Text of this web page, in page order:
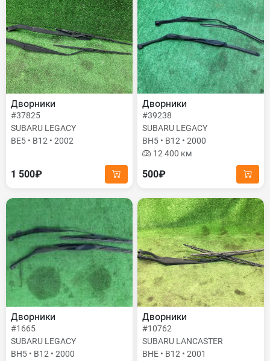
Дворники
#37825
SUBARU LEGACY
BE5 • B12 • 2002
1 500₽
Дворники
#39238
SUBARU LEGACY
BH5 • B12 • 2000
12 400 км
500₽
Дворники
#1665
SUBARU LEGACY
BH5 • B12 • 2000
Дворники
#10762
SUBARU LANCASTER
BHE • B12 • 2001